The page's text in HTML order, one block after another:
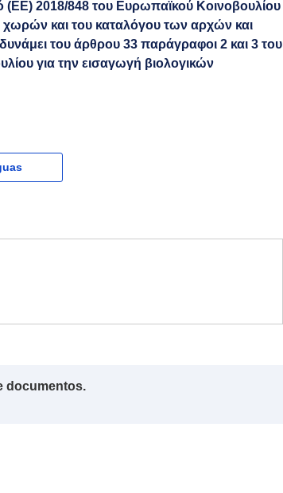
(ΕΕ) 2018/848 του Ευρωπαϊκού Κοινοβουλίου
χωρών και του καταλόγου των αρχών και
του άρθρου 33 παράγραφοι 2 και 3 του
για την εισαγωγή βιολογικών
documentos.